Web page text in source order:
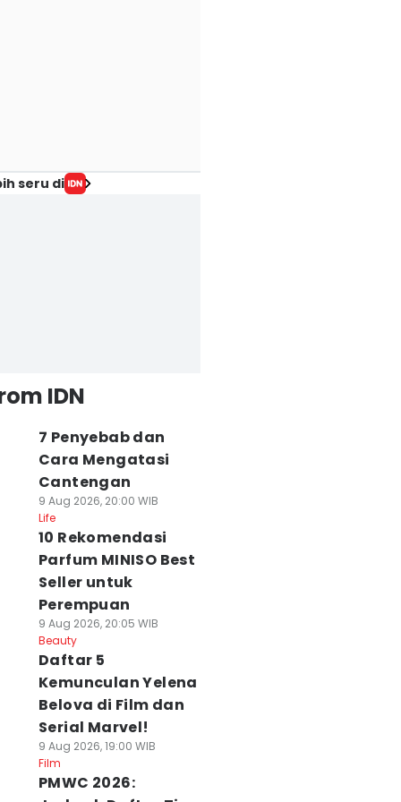
seru di
IDN
7 Penyebab dan
Cara Mengatasi
Cantengan
9 Aug 2026, 20:00 WIB
Life
10 Rekomendasi
Parfum MINISO Best
Seller untuk
Perempuan
9 Aug 2026, 20:05 WIB
Beauty
Daftar 5
Kemunculan Yelena
Belova di Film dan
Serial Marvel!
9 Aug 2026, 19:00 WIB
Film
PMWC 2026: